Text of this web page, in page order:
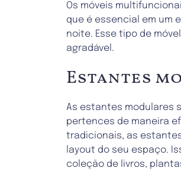
Os móveis
que é essencial em um
noite. Esse tipo de
agradável.
Estantes
As estantes modulares
pertences de maneira
tradicionais, as
layout do seu espaço.
coleção de livros,